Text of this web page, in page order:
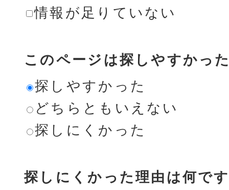
情報が足りていない
このページは探しやすかっ
探しやすかった
どちらともいえない
探しにくかった
探しにくかった理由は何で